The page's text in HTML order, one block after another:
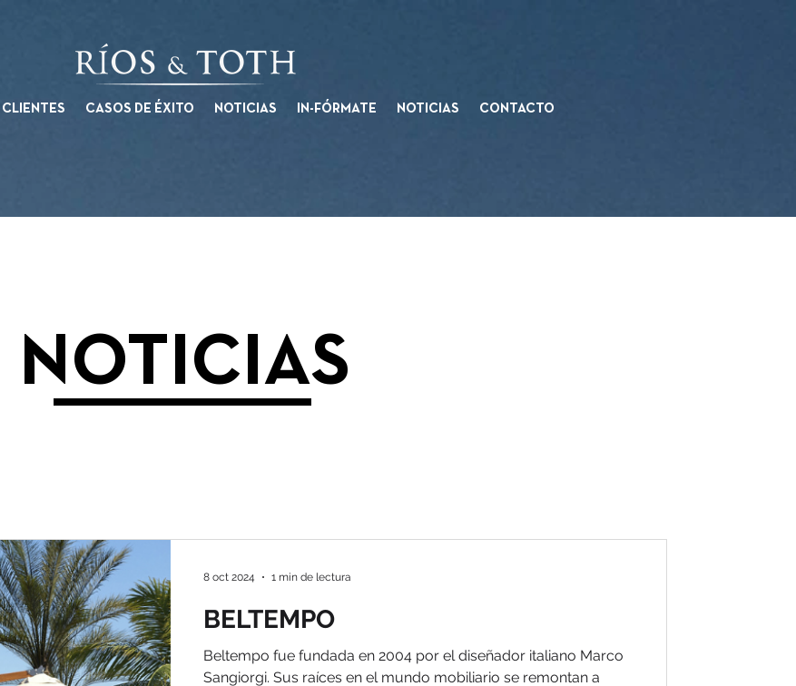
CLIENTES CASOS DE ÉXITO NOTICIAS IN-FÓRMATE NOTICIAS CONTACTO
NOTICIAS
BELTEMPO
Beltempo fue fundada en 2004 por el diseñador italiano Marco
Sangiorgi. Sus raíces en el mundo mobiliario se remontan a
8 oct 2024 1 min de lectura